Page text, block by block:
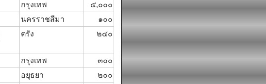
กรุงเทพ
๕,๐๐๐
นครราชสีมา
๑๐๐
ตรัง ๒๔๐
กรุงเทพ
๓๐๐
อยุธยา
๒๐๐